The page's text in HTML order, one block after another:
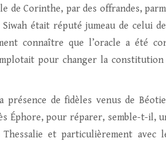
de Corinthe, par des offrandes,
était réputé jumeau de celui
connaître que l’oracle a été
pour changer la
de fidèles venus de
Éphore, pour réparer, semble-t-il,
et particulièrement avec